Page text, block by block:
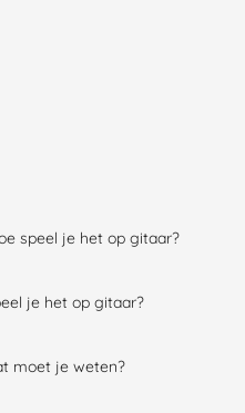
speel je het op gitaar?
je het op gitaar?
moet je weten?